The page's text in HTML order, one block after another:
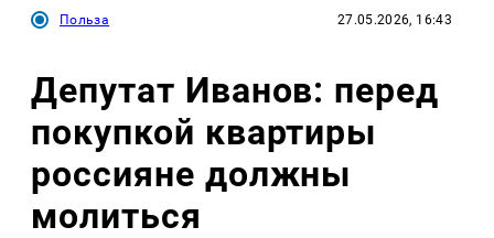
Польза 27.05.2026, 16:43
Депутат Иванов: перед
покупкой квартиры
россияне должны
молиться